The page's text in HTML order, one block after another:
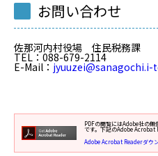
お問い合わせ
佐那河内村役場 住民税務課
TEL ：088-679-2114
E-Mail ：
PDFの閲覧にはAdobe社の
です。下記のAdobe Acrobat
Adobe Acrobat Readerダウ